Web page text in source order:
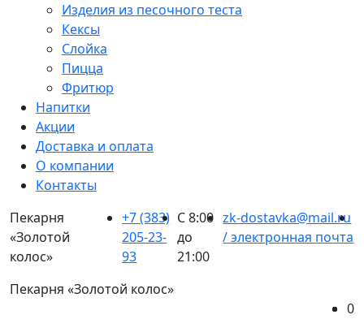
Изделия из песочного теста
Кексы
Слойка
Пицца
Фритюр
Напитки
Акции
Доставка и оплата
О компании
Контакты
Пекарня
«Золотой
колос»
+7 (383)
205-23-
93
С 8:00
до
21:00
zk-dostavka@mail.ru
/ электронная почта
Пекарня «Золотой колос»
0